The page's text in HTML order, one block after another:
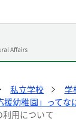
私立学校
学
援幼稚園」ってな
利用について